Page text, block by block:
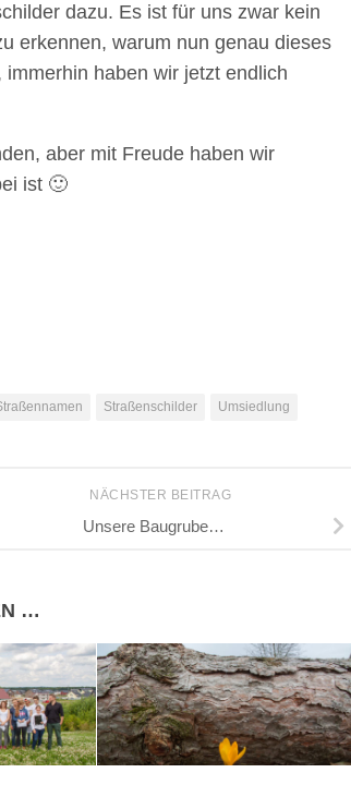
dazu. Es ist für uns zwar kein
erkennen, warum nun genau dieses
haben wir jetzt endlich
aber mit Freude haben wir
ist 🙂
Straßenschilder Umsiedlung
NÄCHSTER BEITRAG
Unsere Baugrube…
…